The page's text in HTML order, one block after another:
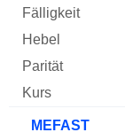
MEFAST